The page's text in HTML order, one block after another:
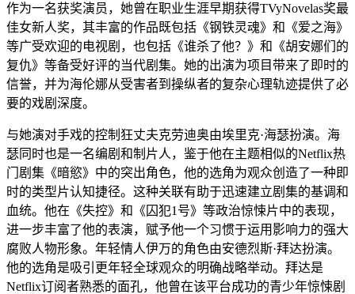
作为一名获奖演员，她曾在职业生涯早期获得TVyNovelas奖最
佳女新人奖，其丰富的作品既包括《钢铁灵魂》和《爱之海》
等广受欢迎的电视剧，也包括《谁杀了他？》和《胡安娜们的
复仇》等备受好评的当代剧集。她的出演为项目带来了即时的
信誉，并为海伦娜从受害者到操纵者的复杂心理轨迹提供了必
要的戏剧深度。
与她演对手戏的控制狂丈夫克劳迪奥由埃里克·海瑟扮演。海
瑟同时也是一名编剧和制片人，鉴于他在主题相似的Netflix热
门剧集《暗慾》中的突出角色，他的选角为观众创造了一种即
时的类型片认知捷径。这种关联有助于迅速建立剧集的基调和
血统。他在《失控》和《囚犯1号》等政治惊悚片中的表现，
进一步丰富了他的表演，赋予他一个习惯于运用影响力的强大
腐败人物形象。年轻情人伊万的角色由安德烈斯·拜达扮演。
他的选角是吸引更年轻全球观众的明确战略举动。拜达是
Netflix订阅者熟悉的面孔，他曾在该平台成功的青少年惊悚剧